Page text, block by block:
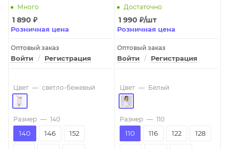
Много
1 890 ₽
Розничная цена
Оптовый заказ
Войти / Регистрация
Цвет — светло-бежевый
Размер — 140
140 146 152
Достаточно
1 990 ₽/шт
Розничная цена
Оптовый заказ
Войти / Регистрация
Цвет — Белый
Размер — 110
110 116 122 128